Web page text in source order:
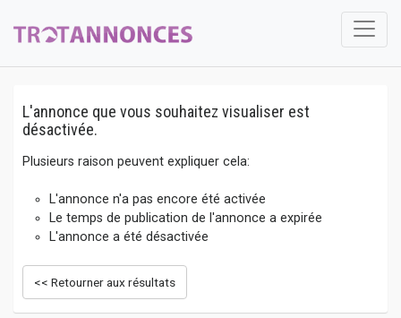
L'annonce que vous souhaitez visualiser est
désactivée.
Plusieurs raison peuvent expliquer cela:
L'annonce n'a pas encore été activée
Le temps de publication de l'annonce a expirée
L'annonce a été désactivée
<< Retourner aux résultats